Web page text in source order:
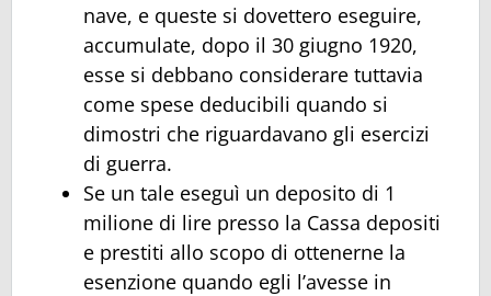
nave, e queste si dovettero eseguire,
accumulate, dopo il 30 giugno 1920,
esse si debbano considerare tuttavia
come spese deducibili quando si
dimostri che riguardavano gli esercizi
di guerra.
Se un tale eseguì un deposito di 1
milione di lire presso la Cassa depositi
e prestiti allo scopo di ottenerne la
esenzione quando egli l’avesse in